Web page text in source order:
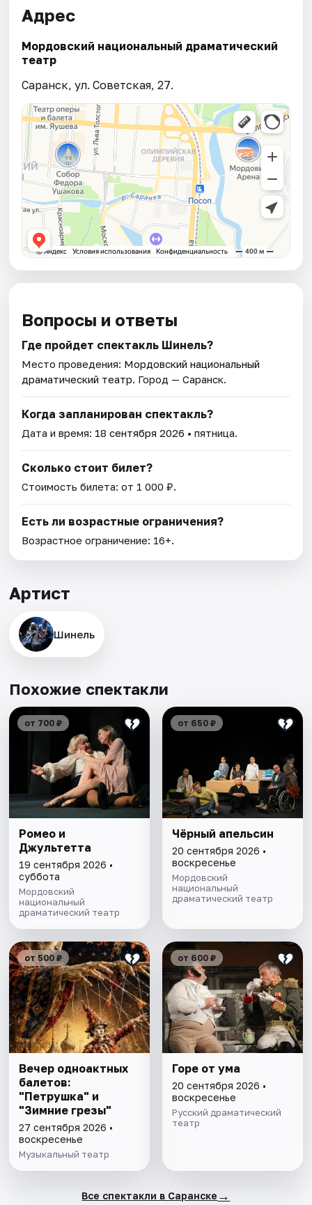
Адрес
Мордовский национальный драматический
театр
Саранск, ул. Советская, 27.
Вопросы и ответы
Где пройдет спектакль Шинель?
Место проведения: Мордовский национальный
драматический театр. Город — Саранск.
Когда запланирован спектакль?
Дата и время: 18 сентября 2026 • пятница.
Сколько стоит билет?
Стоимость билета: от 1 000 ₽.
Есть ли возрастные ограничения?
Возрастное ограничение: 16+.
Артист
Шинель
Похожие спектакли
от 700 ₽
Ромео и
Джультетта
19 сентября 2026 •
суббота
Мордовский
национальный
драматический театр
от 650 ₽
Чёрный апельсин
20 сентября 2026 •
воскресенье
Мордовский
национальный
драматический театр
от 500 ₽
Вечер одноактных
балетов:
"Петрушка" и
"Зимние грезы"
27 сентября 2026 •
воскресенье
Музыкальный театр
от 600 ₽
Горе от ума
20 сентября 2026 •
воскресенье
Русский драматический
театр
Все спектакли в Саранске →